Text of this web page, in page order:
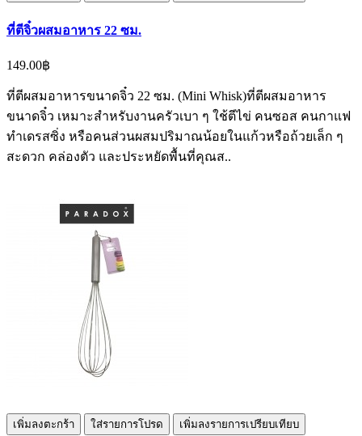
ที่ตีจิ๋วผสมอาหาร 22 ซม.
149.00฿
ที่ตีผสมอาหารขนาดจิ๋ว 22 ซม. (Mini Whisk)ที่ตีผสมอาหาร
ขนาดจิ๋ว เหมาะสำหรับงานครัวเบา ๆ ใช้ตีไข่ คนซอส คนกาแฟ
ทำเดรสซิ่ง หรือคนส่วนผสมปริมาณน้อยในแก้วหรือถ้วยเล็ก ๆ
สะดวก คล่องตัว และประหยัดพื้นที่คุณส..
เพิ่มลงตะกร้า ใส่รายการโปรด เพิ่มลงรายการเปรียบเทียบ